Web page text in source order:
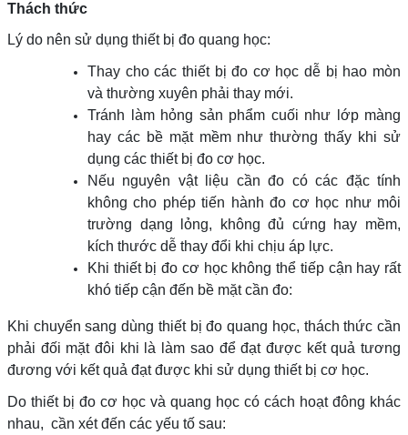
Thách thức
Lý do nên sử dụng thiết bị đo quang học:
Thay cho các thiết bị đo cơ học dễ bị hao mòn
và thường xuyên phải thay mới.
Tránh làm hỏng sản phẩm cuối như lớp màng
hay các bề mặt mềm như thường thấy khi sử
dụng các thiết bị đo cơ học.
Nếu nguyên vật liệu cần đo có các đặc tính
không cho phép tiến hành đo cơ học như môi
trường dạng lỏng, không đủ cứng hay mềm,
kích thước dễ thay đổi khi chịu áp lực.
Khi thiết bị đo cơ học không thể tiếp cận hay rất
khó tiếp cận đến bề mặt cần đo:
Khi chuyển sang dùng thiết bị đo quang học, thách thức cần
phải đối mặt đôi khi là làm sao để đạt được kết quả tương
đương với kết quả đạt được khi sử dụng thiết bị cơ học.
Do thiết bị đo cơ học và quang học có cách hoạt đông khác
nhau, cần xét đến các yếu tố sau: